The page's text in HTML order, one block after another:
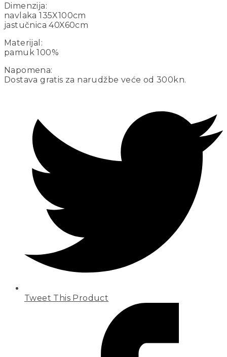
Dimenzija:
navlaka 135X100cm
jastučnica 40X60cm
Materijal:
pamuk 100%
Napomena:
Dostava gratis za narudžbe veće od 300kn.
Tweet This Product